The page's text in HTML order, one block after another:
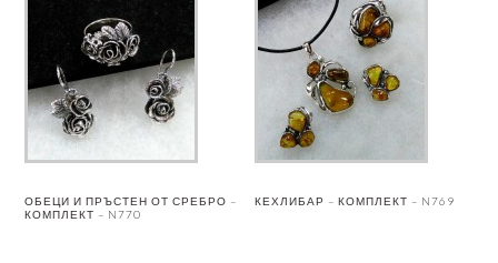
ОБЕЦИ И ПРЪСТЕН ОТ СРЕБРО –
КОМПЛЕКТ – N770
КЕХЛИБАР – КОМПЛЕКТ – N769